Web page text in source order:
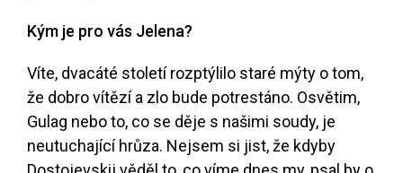
Kým je pro vás Jelena?
Víte, dvacáté století rozptýlilo staré mýty o tom,
že dobro vítězí a zlo bude potrestáno. Osvětim,
Gulag nebo to, co se děje s našimi soudy, je
neutuchající hrůza. Nejsem si jist, že kdyby